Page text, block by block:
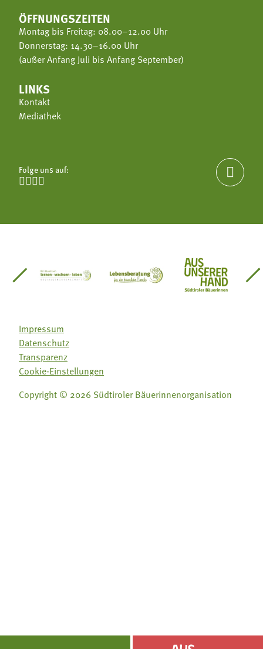
ÖFFNUNGSZEITEN
Montag bis Freitag: 08.00–12.00 Uhr
Donnerstag: 14.30–16.00 Uhr
(außer Anfang Juli bis Anfang September)
LINKS
Kontakt
Mediathek
Folge uns auf:


Südtirol
Gärtnervereinigung
Sozialgenossenschaft Mit Bäuerinnen lernen -
Lebensberatung für dieAus unserer
Impressum
Datenschutz
Transparenz
Cookie-Einstellungen
Copyright © 2026 Südtiroler Bäuerinnenorganisation